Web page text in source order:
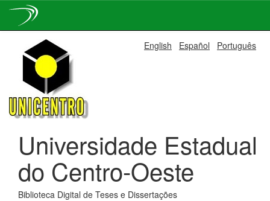
navigation
English Español Português
Universidade Estadual
do Centro-Oeste
Biblioteca Digital de Teses e Dissertações